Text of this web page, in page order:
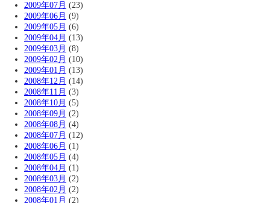
2009年07月 (23)
2009年06月 (9)
2009年05月 (6)
2009年04月 (13)
2009年03月 (8)
2009年02月 (10)
2009年01月 (13)
2008年12月 (14)
2008年11月 (3)
2008年10月 (5)
2008年09月 (2)
2008年08月 (4)
2008年07月 (12)
2008年06月 (1)
2008年05月 (4)
2008年04月 (1)
2008年03月 (2)
2008年02月 (2)
2008年01月 (2)